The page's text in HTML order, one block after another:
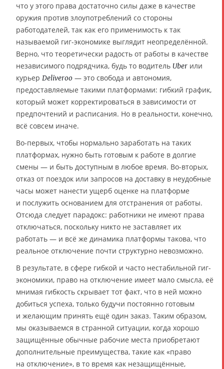
что у этого права достаточно силы даже в качестве
оружия против злоупотреблений со стороны
работодателей, так как его применимость к так
называемой гиг-экономике выглядит неопределённой.
Верно, что теоретически радость от работы в качестве
независимого подрядчика, будь то водитель Uber или
курьер Deliveroo — это свобода и автономия,
предоставляемые такими платформами: гибкий график,
который может корректироваться в зависимости от
предпочтений и расписания. Но в реальности, конечно,
всё совсем иначе.
Во-первых, чтобы нормально заработать на таких
платформах, нужно быть готовым к работе в долгие
смены — и быть доступным в любое время. Во-вторых,
отказ от поездок или запросов на доставку в неудобные
часы может нанести ущерб оценке на платформе
и послужить основанием для отстранения от работы.
Отсюда следует парадокс: работники не имеют права
отключаться, поскольку никто не заставляет их
работать — и всё же динамика платформы такова, что
реальное отключение почти структурно невозможно.
В результате, в сфере гибкой и часто нестабильной гиг-
экономики, право на отключение имеет мало смысла, её
мнимая гибкость скрывает тот факт, что в ней можно
добиться успеха, только будучи постоянно готовым
и желающим принять ещё один заказ. Таким образом,
мы оказываемся в странной ситуации, когда хорошо
защищённые обычные рабочие места приобретают
дополнительные преимущества, такие как «право
на отключение», в то время как незащищённые,